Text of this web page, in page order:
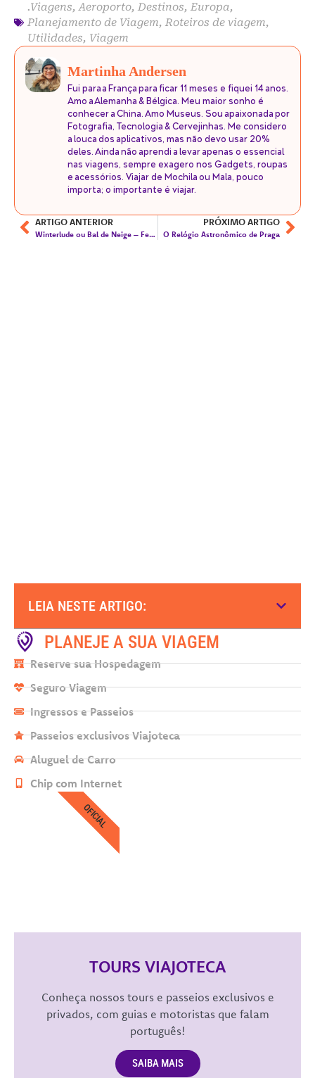
.Viagens,Aeroporto, Destinos, Europa,
Planejamento de Viagem, Roteiros de viagem,
Utilidades, Viagem
Martinha Andersen
Fui para a França para ficar 11 meses e fiquei 14 anos.
Amo a Alemanha & Bélgica. Meu maior sonho é
conhecer a China. Amo Museus. Sou apaixonada por
Fotografia, Tecnologia & Cervejinhas. Me considero
a louca dos aplicativos, mas não devo usar 20%
deles. Ainda não aprendi a levar apenas o essencial
nas viagens, sempre exagero nos Gadgets, roupas
e acessórios. Viajar de Mochila ou Mala, pouco
importa; o importante é viajar.
ARTIGO ANTERIOR
Winterlude ou Bal de Neige – Festival de Inverno de Ottawa & Gatineau
PRÓXIMO ARTIGO
O Relógio Astronômico de Praga
LEIA NESTE ARTIGO:
PLANEJE A SUA VIAGEM
Reserve sua Hospedagem
Seguro Viagem
Ingressos e Passeios
Passeios exclusivos Viajoteca
Aluguel de Carro
Chip com Internet
TOURS VIAJOTECA
Conheça nossos tours e passeios exclusivos e
privados, com guias e motoristas que falam
português!
SAIBA MAIS
OFICIAL